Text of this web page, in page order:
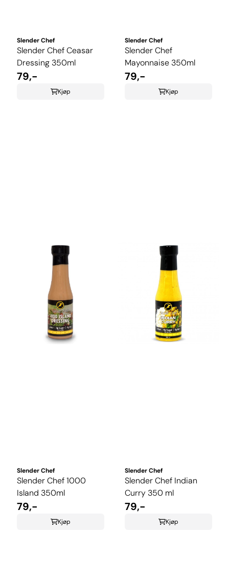
Slender Chef
Slender Chef Ceasar
Dressing 350ml
79,-
Kjøp
Slender Chef
Slender Chef
Mayonnaise 350ml
79,-
Kjøp
Slender Chef
Slender Chef 1000
Island 350ml
79,-
Kjøp
Slender Chef
Slender Chef Indian
Curry 350 ml
79,-
Kjøp